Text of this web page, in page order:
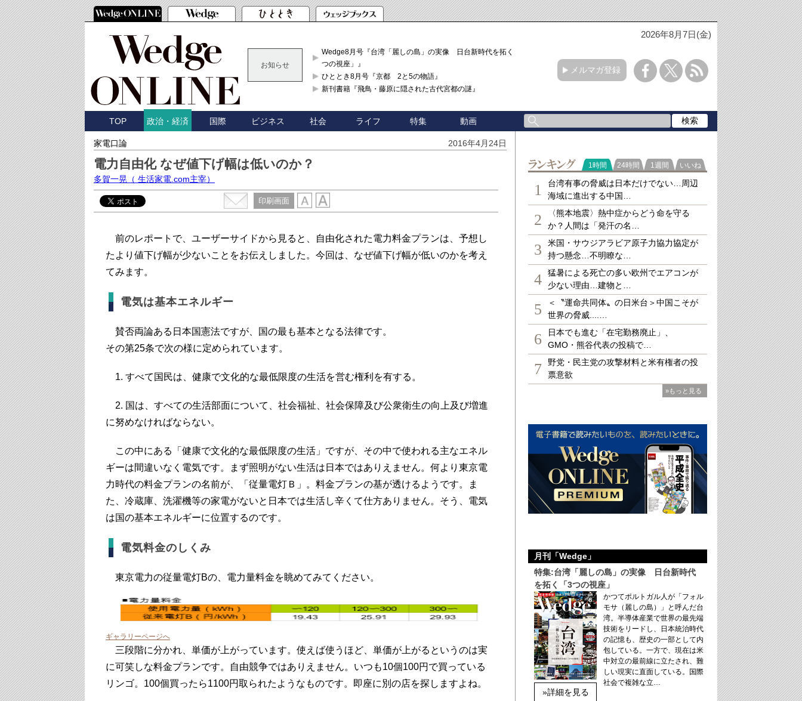
2026年8月7日(金)
お知らせ
Wedge8月号『台湾「麗しの島」の実像 日台新時代を拓く「3
つの視座」』
ひととき8月号『京都 2と5の物語』
新刊書籍『飛鳥・藤原に隠された古代宮都の謎』
メルマガ登録
TOP 政治・経済 国際 ビジネス 社会 ライフ 特集 動画
家電口論 2016年4月24日
電力自由化 なぜ値下げ幅は低いのか？
多賀一晃 （ 生活家電.com主宰）
印刷画面
前のレポートで、ユーザーサイドから見ると、自由化された電力料金プランは、予想し
たより値下げ幅が少ないことをお伝えしました。今回は、なぜ値下げ幅が低いのかを考え
てみます。
電気は基本エネルギー
賛否両論ある日本国憲法ですが、国の最も基本となる法律です。
その第25条で次の様に定められています。
1. すべて国民は、健康で文化的な最低限度の生活を営む権利を有する。
2. 国は、すべての生活部面について、社会福祉、社会保障及び公衆衛生の向上及び増進
に努めなければならない。
この中にある「健康で文化的な最低限度の生活」ですが、その中で使われる主なエネル
ギーは間違いなく電気です。まず照明がない生活は日本ではありえません。何より東京電
力時代の料金プランの名前が、「従量電灯Ｂ」。料金プランの基が透けるようです。ま
た、冷蔵庫、洗濯機等の家電がないと日本では生活し辛くて仕方ありません。そう、電気
は国の基本エネルギーに位置するのです。
電気料金のしくみ
東京電力の従量電灯Bの、電力量料金を眺めてみてください。
ギャラリーページへ
三段階に分かれ、単価が上がっています。使えば使うほど、単価が上がるというのは実
に可笑しな料金プランです。自由競争ではありえません。いつも10個100円で買っている
リンゴ。100個買ったら1100円取られたようなものです。即座に別の店を探しますよね。
ランキング
1時間 24時間 1週間 いいね
1
台湾有事の脅威は日本だけでない…周辺
海域に進出する中国…
2
〈熊本地震〉熱中症からどう命を守る
か？人間は「発汗の名…
3
米国・サウジアラビア原子力協力協定が
持つ懸念…不明瞭な…
4
猛暑による死亡の多い欧州でエアコンが
少ない理由…建物と…
5
＜〝運命共同体〟の日米台＞中国こそが
世界の脅威....…
6
日本でも進む「在宅勤務廃止」、
GMO・熊谷代表の投稿で…
7
野党・民主党の攻撃材料と米有権者の投
票意欲
»もっと見る
月刊「Wedge」
特集:台湾「麗しの島」の実像 日台新時代
を拓く「3つの視座」
»詳細を見る
かつてポルトガル人が「フォル
モサ（麗しの島）」と呼んだ台
湾。半導体産業で世界の最先端
技術をリードし、日本統治時代
の記憶も、歴史の一部として内
包している。一方で、現在は米
中対立の最前線に立たされ、難
しい現実に直面している。国際
社会で複雑な立…